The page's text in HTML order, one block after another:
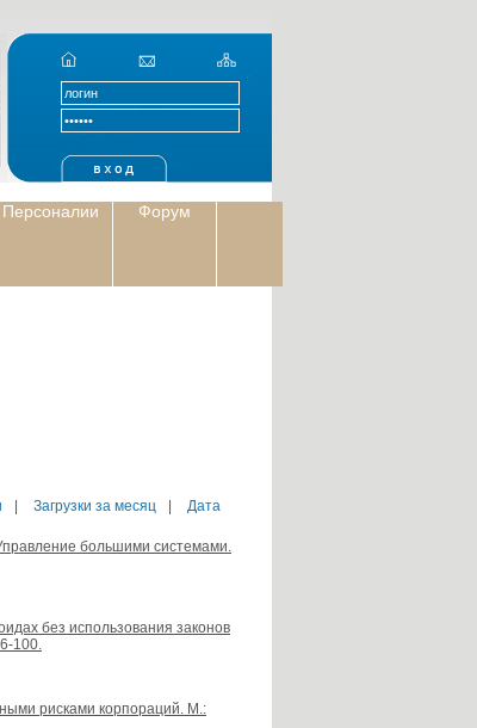
Персоналии Форум
Загрузки за месяц Дата
большими системами.
без использования законов
100.
рисками корпораций. М.: